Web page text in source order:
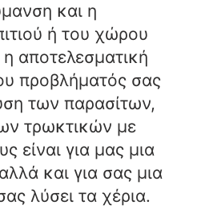
και η
ή του χώρου
αποτελεσματική
προβλήματός σας
των παρασίτων,
τρωκτικών με
είναι για μας μια
και για σας μια
λύσει τα χέρια.